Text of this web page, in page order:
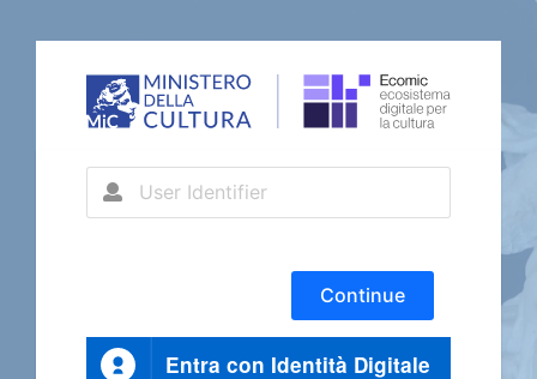
Continue
Entra con Identità Digitale